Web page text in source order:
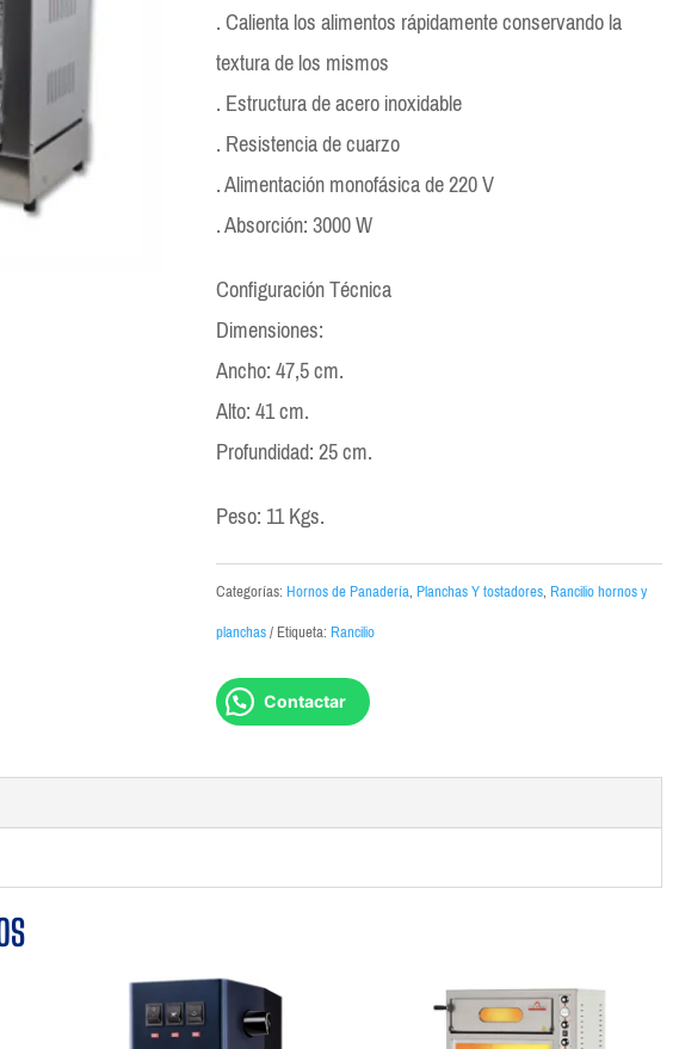
. Calienta los alimentos rápidamente conservando la
textura de los mismos
. Estructura de acero inoxidable
. Resistencia de cuarzo
. Alimentación monofásica de 220 V
. Absorción: 3000 W
Configuración Técnica
Dimensiones:
Ancho: 47,5 cm.
Alto: 41 cm.
Profundidad: 25 cm.
Peso: 11 Kgs.
Categorías: Hornos de Panadería, Planchas Y tostadores, Rancilio hornos y
planchas Etiqueta: Rancilio
Contactar